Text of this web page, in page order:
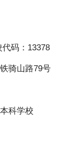
码： 13378
骑山路79号
科学校